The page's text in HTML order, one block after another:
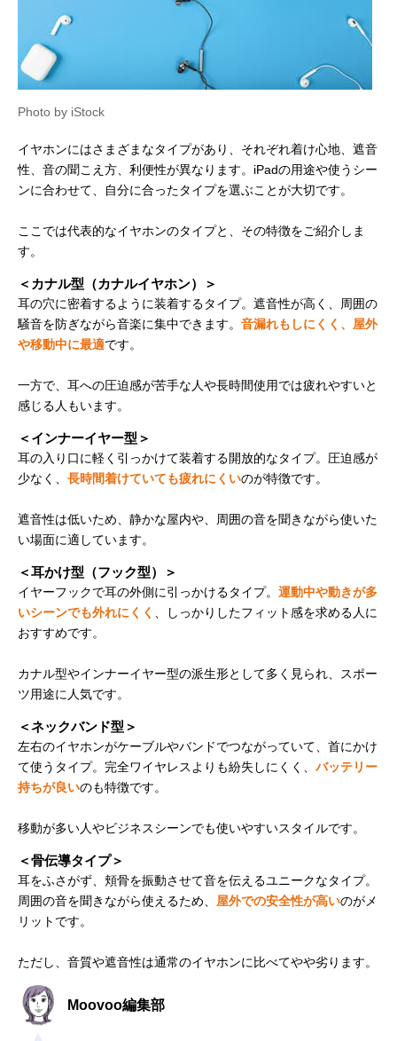
Photo by iStock
イヤホンにはさまざまなタイプがあり、それぞれ着け心地、遮音
性、音の聞こえ方、利便性が異なります。iPadの用途や使うシー
ンに合わせて、自分に合ったタイプを選ぶことが大切です。
ここでは代表的なイヤホンのタイプと、その特徴をご紹介しま
す。
＜カナル型（カナルイヤホン）＞
耳の穴に密着するように装着するタイプ。遮音性が高く、周囲の
騒音を防ぎながら音楽に集中できます。 音漏れもしにくく、屋外
や移動中に最適です。
一方で、耳への圧迫感が苦手な人や長時間使用では疲れやすいと
感じる人もいます。
＜インナーイヤー型＞
耳の入り口に軽く引っかけて装着する開放的なタイプ。圧迫感が
少なく、 長時間着けていても疲れにくいのが特徴です。
遮音性は低いため、静かな屋内や、周囲の音を聞きながら使いた
い場面に適しています。
＜耳かけ型（フック型）＞
イヤーフックで耳の外側に引っかけるタイプ。 運動中や動きが多
いシーンでも外れにくく
、しっかりしたフィット感を求める人に
おすすめです。
カナル型やインナーイヤー型の派生形として多く見られ、スポー
ツ用途に人気です。
＜ネックバンド型＞
左右のイヤホンがケーブルやバンドでつながっていて、首にかけ
て使うタイプ。完全ワイヤレスよりも紛失しにくく、 バッテリー
持ちが良いのも特徴です。
移動が多い人やビジネスシーンでも使いやすいスタイルです。
＜骨伝導タイプ＞
耳をふさがず、頬骨を振動させて音を伝えるユニークなタイプ。
周囲の音を聞きながら使えるため、 屋外での安全性が高いのがメ
リットです。
ただし、音質や遮音性は通常のイヤホンに比べてやや劣ります。
Moovoo編集部